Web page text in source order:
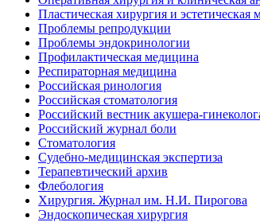
Пластическая хирургия и эстетическая
Проблемы репродукции
Проблемы эндокринологии
Профилактическая медицина
Респираторная медицина
Российская ринология
Российская стоматология
Российский вестник акушера-
Российский журнал боли
Стоматология
Судебно-медицинская экспертиза
Терапевтический архив
Флебология
Хирургия. Журнал им. Н.И. Пирогова
Эндоскопическая хирургия